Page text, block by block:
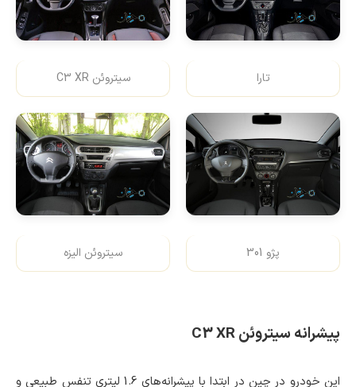
تارا سیتروئن C3 XR
پژو 301 سیتروئن الیزه
پیشرانه سیتروئنC3 XR
این خودرو در چین در ابتدا با پیشرانه‌های 1.6 لیتری تنفس طبیعی و